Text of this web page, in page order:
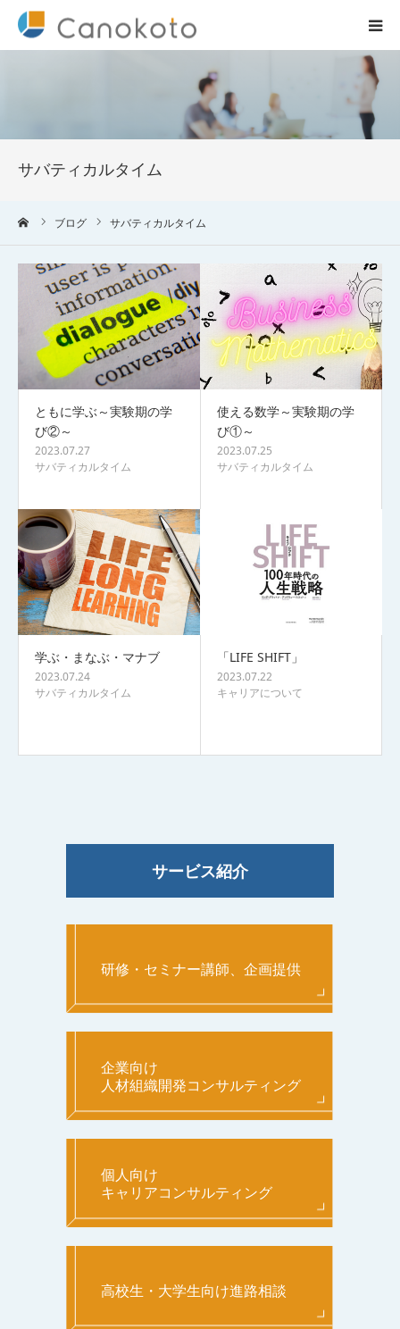
サバティカルタイム
ブログ サバティカルタイム
ともに学ぶ～実験期の学
び②～
2023.07.27
サバティカルタイム
使える数学～実験期の学
び①～
2023.07.25
サバティカルタイム
学ぶ・まなぶ・マナブ
2023.07.24
サバティカルタイム
「LIFE SHIFT」
2023.07.22
キャリアについて
サービス紹介
研修・セミナー講師、企画提供
企業向け
人材組織開発コンサルティング
個人向け
キャリアコンサルティング
高校生・大学生向け進路相談
会社概要
ブログ
実績
コラム一覧
お問合せ